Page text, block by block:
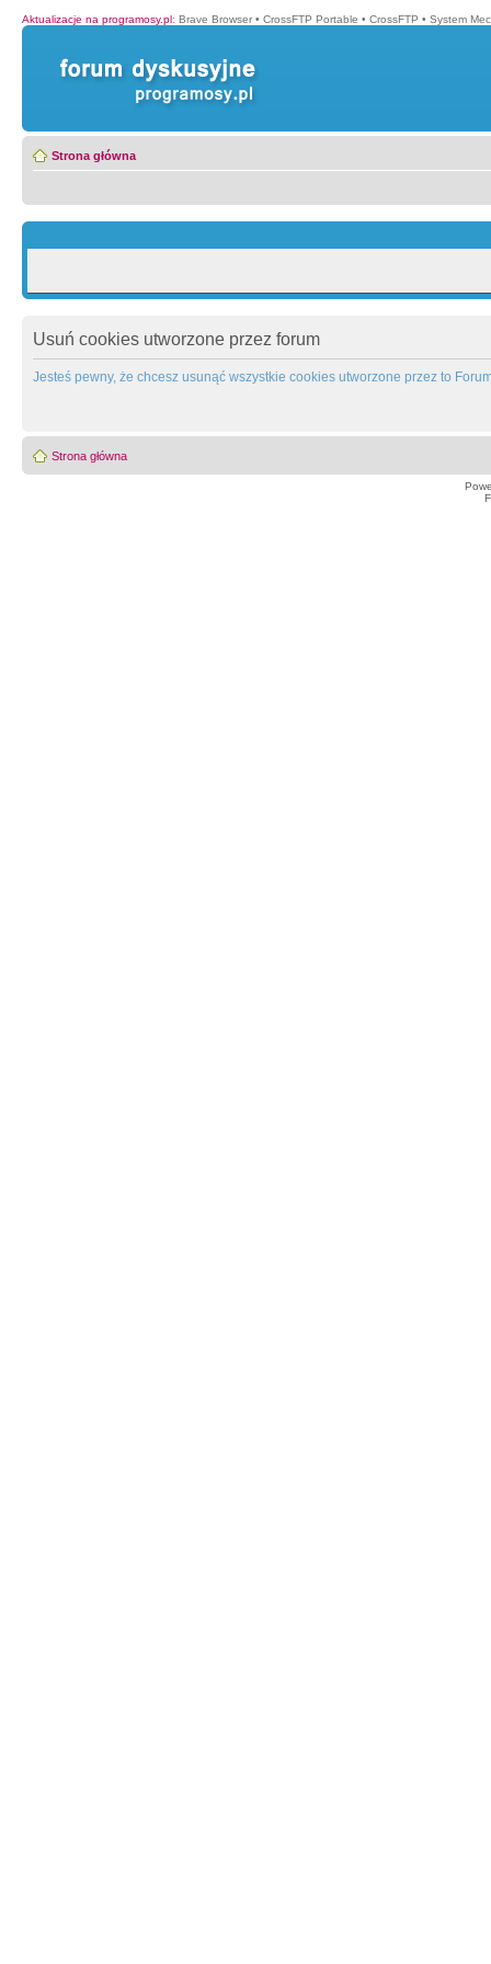
Aktualizacje na programosy.pl: Brave Browser • CrossFTP Portable • CrossFTP • System
Strona główna
Usuń cookies utworzone przez forum
Jesteś pewny, że chcesz usunąć wszystkie cookies utworzone przez to
Strona główna